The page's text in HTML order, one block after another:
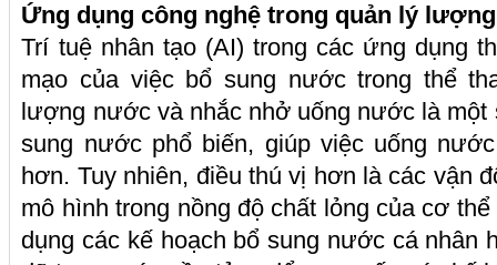
Ứng dụng công nghệ trong quản lý
Trí tuệ nhân tạo (AI) trong các ứng dụng
mạo của việc bổ sung nước trong thể
lượng nước và nhắc nhở uống nước là một
sung nước phổ biến, giúp việc uống
hơn. Tuy nhiên, điều thú vị hơn là các vận
mô hình trong nồng độ chất lỏng của cơ
dụng các kế hoạch bổ sung nước cá nhân